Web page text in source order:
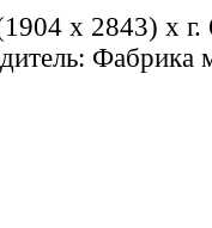
х 2843) х г.
Фабрика